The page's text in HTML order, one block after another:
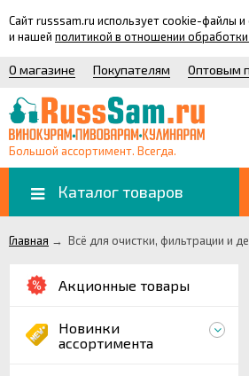
Сайт russsam.ru использует cookie-файлы
и нашей политикой в отношении
О магазине Покупателям Оптовым
Большой ассортимент. Всегда.
Каталог товаров
Главная → Всё для очистки, фильтрации и
Акционные товары
Новинки
ассортимента